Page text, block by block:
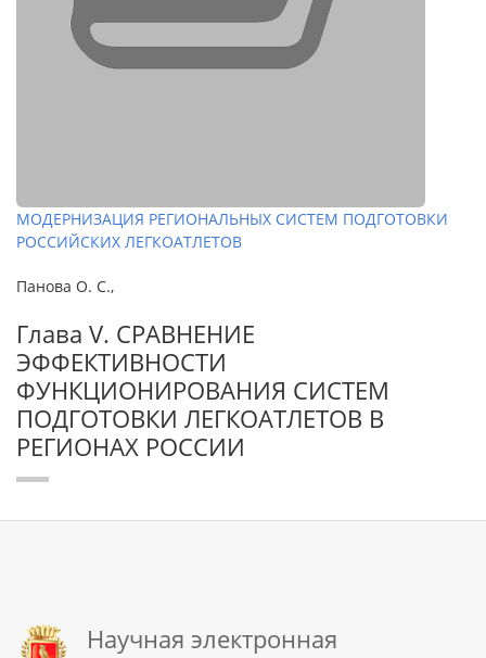
МОДЕРНИЗАЦИЯ РЕГИОНАЛЬНЫХ СИСТЕМ ПОДГОТОВКИ
РОССИЙСКИХ ЛЕГКОАТЛЕТОВ
Панова О. С.,
Глава V. СРАВНЕНИЕ
ЭФФЕКТИВНОСТИ
ФУНКЦИОНИРОВАНИЯ СИСТЕМ
ПОДГОТОВКИ ЛЕГКОАТЛЕТОВ В
РЕГИОНАХ РОССИИ
Научная электронная